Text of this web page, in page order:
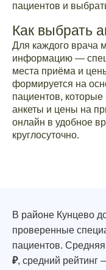
пациентов и
Как выбрать
Для каждого врача
информацию —
места приёма и
формируется на
пациентов,
анкеты и цены на
онлайн в удобное
круглосуточно.
В районе Кунцево
проверенные
пациентов.
₽, средний рейтинг